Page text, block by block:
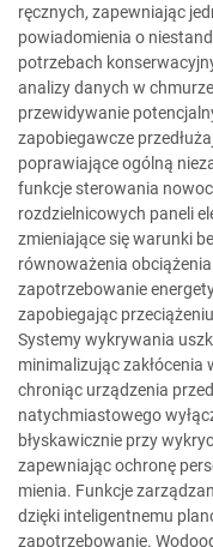
ręcznych, zapewniając
powiadomienia o
potrzebach
analizy danych w
przewidywanie
zapobiegawcze
poprawiające ogólną
funkcje sterowania
rozdzielnicowych paneli
zmieniające się warunki
równoważenia
zapotrzebowanie
zapobiegając
Systemy wykrywania
minimalizując
chroniąc urządzenia
natychmiastowego
błyskawicznie przy
zapewniając ochronę
mienia. Funkcje
dzięki inteligentnemu
zapotrzebowanie.